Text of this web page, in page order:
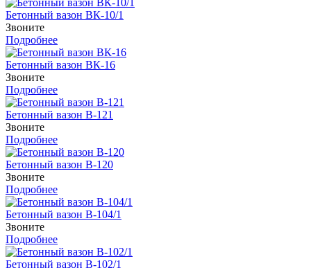
Бетонный вазон ВК-10/1
Звоните
Подробнее
Бетонный вазон ВК-16
Звоните
Подробнее
Бетонный вазон В-121
Звоните
Подробнее
Бетонный вазон В-120
Звоните
Подробнее
Бетонный вазон В-104/1
Звоните
Подробнее
Бетонный вазон В-102/1